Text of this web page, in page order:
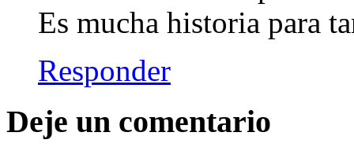
Es mucha historia para
Responder
Deje un comentario